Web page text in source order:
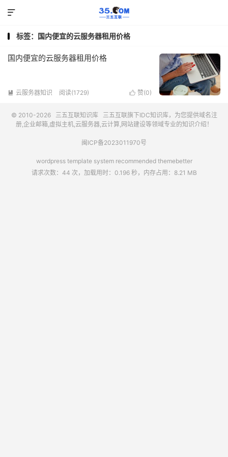

标签：国内便宜的云服务器租用价格
国内便宜的云服务器租用价格
 云服务器知识 阅读(1729)  赞(0)
© 2010-2026 三五互联知识库 三五互联旗下IDC知识库，为您提供域名注
册,企业邮箱,虚拟主机,云服务器,云计算,网站建设等领域专业的知识介绍！
闽ICP备2023011970号
wordpress template system recommended themebetter
请求次数：44 次，加载用时：0.196 秒，内存占用：8.21 MB